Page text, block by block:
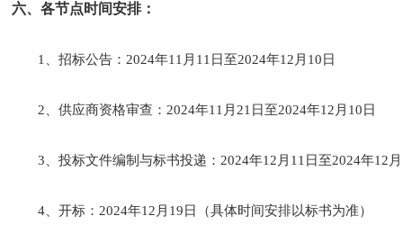
六、各节点时间安排：
1、招标公告：2024年11月11日至2024年12月10日
2、供应商资格审查：2024年11月21日至2024年12月10日
3、投标文件编制与标书投递：2024年12月11日至2024年12
4、开标： 2024年1 2 月 19 日 （具体时间安排以标书为准）